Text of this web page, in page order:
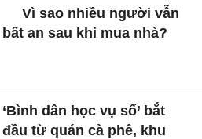
Vì sao nhiều người vẫn
bất an sau khi mua nhà?
‘Bình dân học vụ số’ bắt
đầu từ quán cà phê, khu